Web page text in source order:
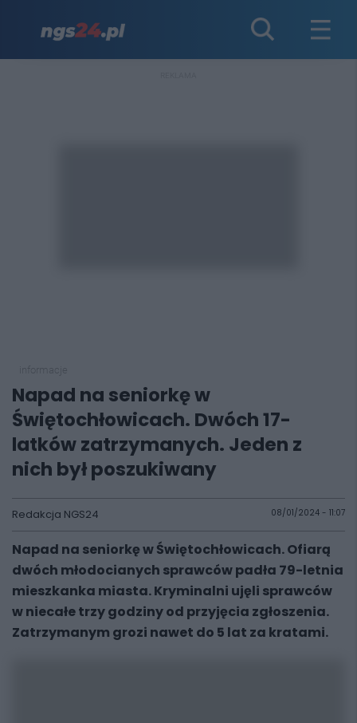
Napad na seniorkę w
Świętochłowicach. Dwóch 17-
latków zatrzymanych. Jeden z
nich był poszukiwany
Redakcja NGS24 08/01/2024 - 11:07
Napad na seniorkę w Świętochłowicach. Ofiarą
dwóch młodocianych sprawców padła 79-letnia
mieszkanka miasta. Kryminalni ujęli sprawców
w niecałe trzy godziny od przyjęcia zgłoszenia.
Zatrzymanym grozi nawet do 5 lat za kratami.